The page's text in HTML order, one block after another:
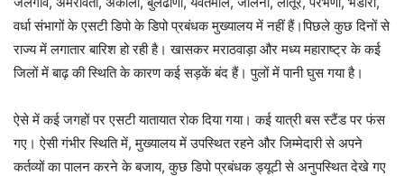
वर्धा संभागों के एसटी डिपो के डिपो प्रबंधक मुख्यालय में नहीं हैं।पिछले कुछ दिनों से
राज्य में लगातार बारिश हो रही है। खासकर मराठवाड़ा और मध्य महाराष्ट्र के कई
जिलों में बाढ़ की स्थिति के कारण कई सड़कें बंद हैं। पुलों में पानी घुस गया है।
ऐसे में कई जगहों पर एसटी यातायात रोक दिया गया। कई यात्री बस स्टैंड पर फंस
गए। ऐसी गंभीर स्थिति में, मुख्यालय में उपस्थित रहने और जिम्मेदारी से अपने
कर्तव्यों का पालन करने के बजाय, कुछ डिपो प्रबंधक ड्यूटी से अनुपस्थित देखे गए